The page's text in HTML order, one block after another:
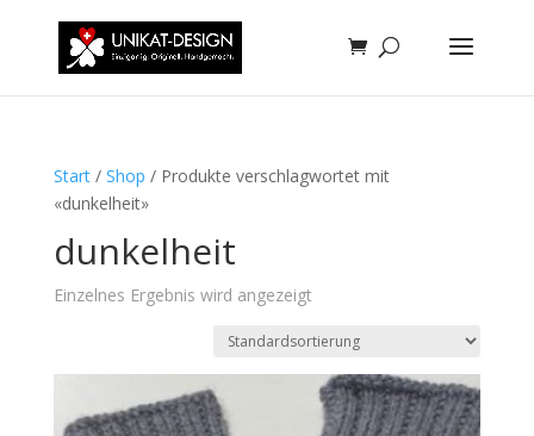
Start/ Shop / Produkte verschlagwortet mit
«dunkelheit»
dunkelheit
Einzelnes Ergebnis wird angezeigt